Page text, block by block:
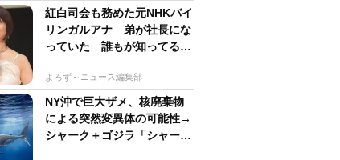
紅白司会も務めた元NHKバイ
リンガルアナ 弟が社長にな
っていた 誰もが知ってる有
よろず～ニュース編集部
NY沖で巨大ザメ、核廃棄物
による突然変異体の可能性→
シャーク＋ゴジラ「シャーク